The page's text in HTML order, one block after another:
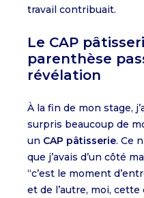
travail contribuait.
Le CAP
parenthèse
révélation
À la fin de mon stage,
surpris beaucoup de
un CAP pâtisserie. Ce
que j’avais d’un côté
“c’est le moment
et de l’autre, moi,